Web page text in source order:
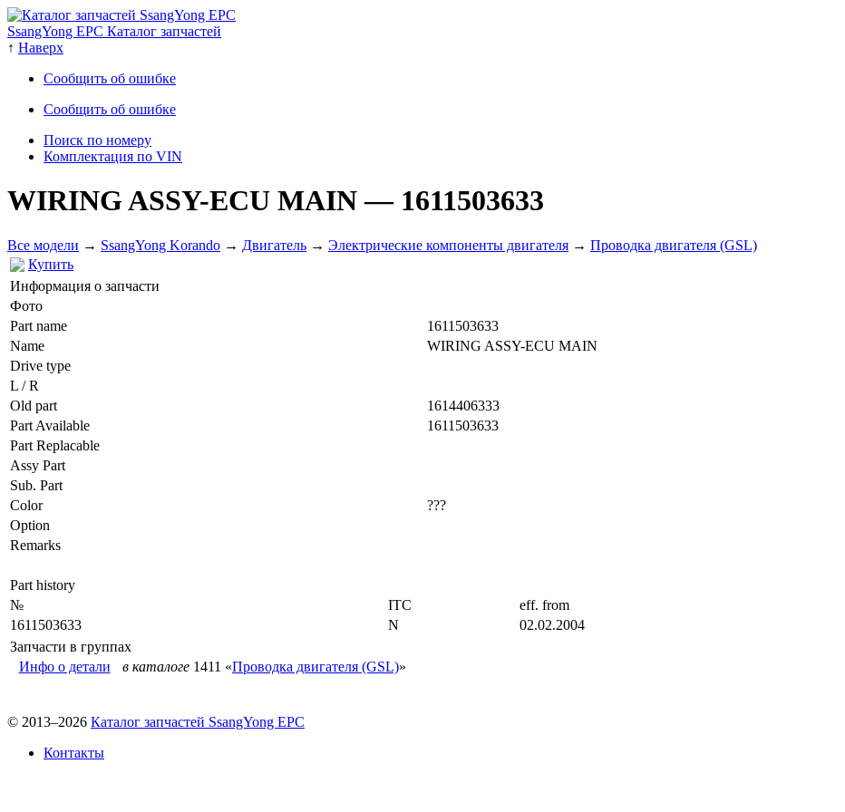
SsangYong EPC Каталог запчастей
↑ Наверх
Сообщить об ошибке
Сообщить об ошибке
Поиск по номеру
Комплектация по VIN
WIRING ASSY-ECU MAIN— 1611503633
Все модели → SsangYong Korando → Двигатель → Электрические компоненты двигателя → Проводка двигателя (GSL)
Купить
Информация о запчасти
Фото
Part name
1611503633
Name
WIRING ASSY-ECU MAIN
Drive type
L / R
Old part
1614406333
Part Available
1611503633
Part Replacable
Assy Part
Sub. Part
Color
???
Option
Remarks
Part history
№
ITC eff. from
1611503633
N 02.02.2004
Запчасти в группах
Инфо о детали
в каталоге 1411 «Проводка двигателя (GSL)»
© 2013–2026 Каталог запчастей SsangYong EPC
Контакты